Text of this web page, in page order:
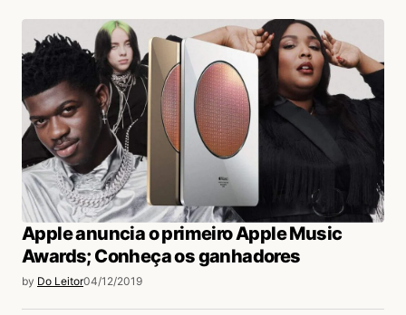
Apple anuncia o primeiro Apple Music
Awards; Conheça os ganhadores
by Do Leitor04/12/2019